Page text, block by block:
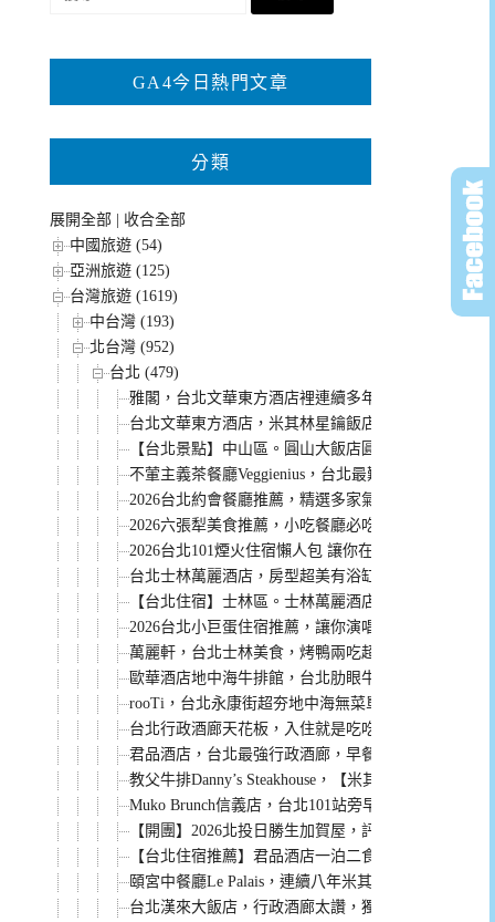
鍵
GA4今日熱門文章
分類
展開全部
收合全部
中國旅遊 (54)
亞洲旅遊 (125)
台灣旅遊 (1619)
中台灣 (193)
北台灣 (952)
台北 (479)
雅閣，台北文華東方酒店裡連續多年米其林一星餐廳
台北文華東方酒店，米其林星鑰飯店。行政房型獨家
【台北景點】中山區。圓山大飯店圓山密道 溜滑梯
不葷主義茶餐廳Veggienius，台北最難訂的蔬食餐廳
2026台北約會餐廳推薦，精選多家氣氛浪漫餐點好
2026六張犁美食推薦，小吃餐廳必吃美食整理給你！
2026台北101煙火住宿懶人包 讓你在飯店欣賞跨年煙
台北士林萬麗酒店，房型超美有浴缸。還有無邊際山
【台北住宿】士林區。士林萬麗酒店Renaissance
2026台北小巨蛋住宿推薦，讓你演唱會結束輕鬆回飯
萬麗軒，台北士林美食，烤鴨兩吃超推薦！
歐華酒店地中海牛排館，台北肋眼牛排天花板，老饕
rooTi，台北永康街超夯地中海無菜單料理餐廳，健
台北行政酒廊天花板，入住就是吃吃喝喝到退房~ 推
君品酒店，台北最強行政酒廊，早餐無限次吃到12點
教父牛排Danny’s Steakhouse，【米其林一星推薦】
Muko Brunch信義店，台北101站旁早午餐，餐點評價
【開團】2026北投日勝生加賀屋，評價超高，住宿
【台北住宿推薦】君品酒店一泊二食：保證訂位米
頤宮中餐廳Le Palais，連續八年米其林三星餐廳，必
台北漢來大飯店，行政酒廊太讚，獨家優惠專案太狂